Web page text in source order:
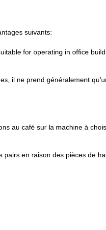
suivants:
for operating in office
il ne prend généralement
au café sur la machine à
en raison des pièces de